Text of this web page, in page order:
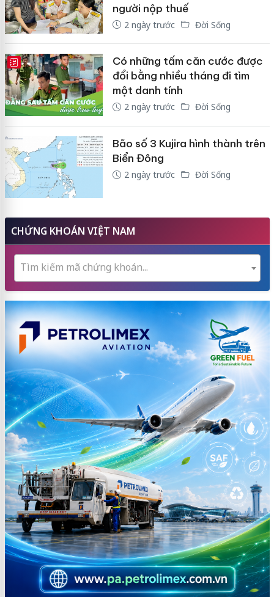
người nộp thuế
2 ngày trước Đời Sống
E-MAGAZINE
Có những tấm căn cước được
đổi bằng nhiều tháng đi tìm
một danh tính
2 ngày trước Đời Sống
Bão số 3 Kujira hình thành trên
Biển Đông
2 ngày trước Đời Sống
CHỨNG KHOÁN VIỆT NAM
Tìm kiếm mã chứng khoán...